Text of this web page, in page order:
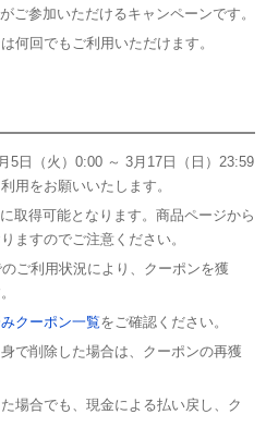
ご参加いただけるキャンペーンです。
何回でもご利用いただけます。
5日（火）0:00 ～ 3月17日（日）23:59
用をお願いいたします。
取得可能となります。商品ページから
ますのでご注意ください。
ご利用状況により、クーポンを獲
クーポン一覧をご確認ください。
で削除した場合は、クーポンの再獲
場合でも、現金による払い戻し、ク